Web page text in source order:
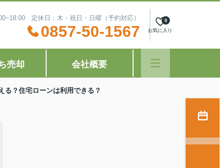
定休日：木・祝日・日曜（予約対応）
0857-50-1567 お気に入り
0
売却 会社概要
？住宅ローンは利用できる？